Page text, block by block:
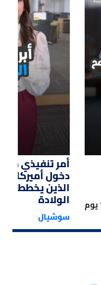
أمر تنفيذي من
دخول أميركا
الذين يخططون
الولادة
سوشيال